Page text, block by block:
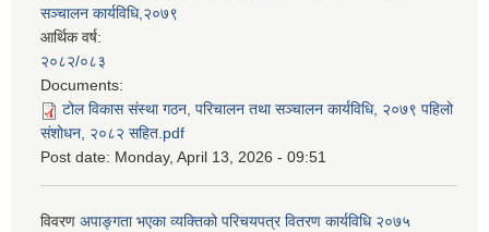
सञ्चालन कार्यविधि,२०७९
आर्थिक वर्ष:
२०८२/०८३
Documents:
टोल विकास संस्था गठन, परिचालन तथा सञ्चालन कार्यविधि, २०७९ पहिलो
संशोधन, २०८२ सहित.pdf
Post date: Monday, April 13, 2026 - 09:51
विवरण अपाङ्गता भएका व्यक्तिको परिचयपत्र वितरण कार्यविधि २०७५